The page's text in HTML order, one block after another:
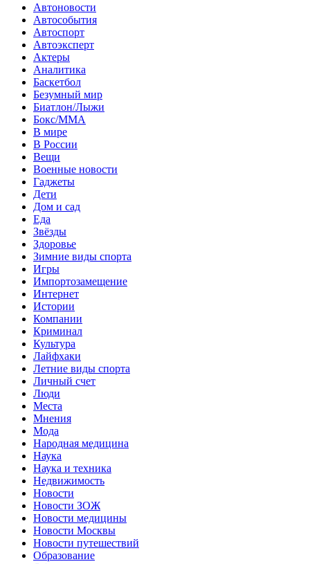
Автоновости
Автособытия
Автоспорт
Автоэксперт
Актеры
Аналитика
Баскетбол
Безумный мир
Биатлон/Лыжи
Бокс/MMA
В мире
В России
Вещи
Военные новости
Гаджеты
Дети
Дом и сад
Еда
Звёзды
Здоровье
Зимние виды спорта
Игры
Импортозамещение
Интернет
Истории
Компании
Криминал
Культура
Лайфхаки
Летние виды спорта
Личный счет
Люди
Места
Мнения
Мода
Народная медицина
Наука
Наука и техника
Недвижимость
Новости
Новости ЗОЖ
Новости медицины
Новости Москвы
Новости путешествий
Образование